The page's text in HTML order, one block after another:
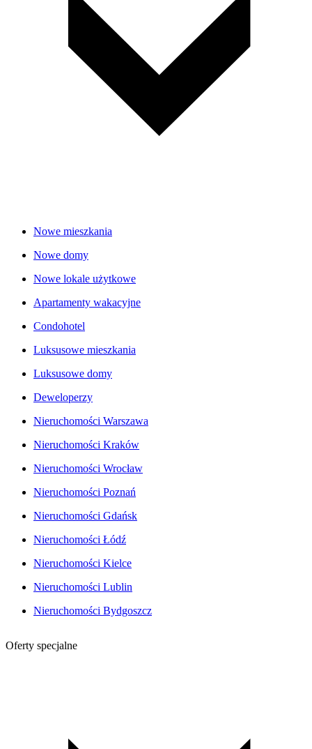
Nowe mieszkania
Nowe domy
Nowe lokale użytkowe
Apartamenty wakacyjne
Condohotel
Luksusowe mieszkania
Luksusowe domy
Deweloperzy
Nieruchomości Warszawa
Nieruchomości Kraków
Nieruchomości Wrocław
Nieruchomości Poznań
Nieruchomości Gdańsk
Nieruchomości Łódź
Nieruchomości Kielce
Nieruchomości Lublin
Nieruchomości Bydgoszcz
Oferty specjalne